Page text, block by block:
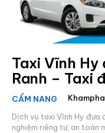
Taxi Vĩnh Hy
Ranh – Taxi
CẨM NANG
Dịch vụ taxi Vĩnh Hy đưa
nghiệm riêng tư, an toàn